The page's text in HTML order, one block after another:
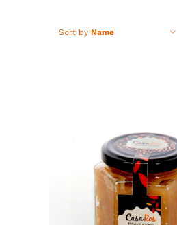
Sort by Name
SELECT OPTIONS /
VIEW